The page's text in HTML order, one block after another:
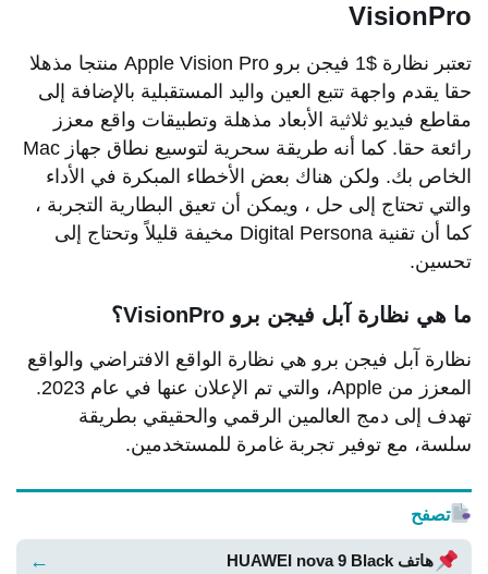
VisionPro
تعتبر نظارة $1 فيجن برو Apple Vision Pro منتجا مذهلا
حقا يقدم واجهة تتبع العين واليد المستقبلية بالإضافة إلى
مقاطع فيديو ثلاثية الأبعاد مذهلة وتطبيقات واقع معزز
رائعة حقا. كما أنه طريقة سحرية لتوسيع نطاق جهاز Mac
الخاص بك. ولكن هناك بعض الأخطاء المبكرة في الأداء
والتي تحتاج إلى حل ، ويمكن أن تعيق البطارية التجربة ،
كما أن تقنية Digital Persona مخيفة قليلاً وتحتاج إلى
تحسين.
ما هي نظارة آبل فيجن برو VisionPro؟
نظارة آبل فيجن برو هي نظارة الواقع الافتراضي والواقع
المعزز من Apple، والتي تم الإعلان عنها في عام 2023.
تهدف إلى دمج العالمين الرقمي والحقيقي بطريقة
سلسة، مع توفير تجربة غامرة للمستخدمين.
تصفح
هاتف HUAWEI nova 9 Black ←